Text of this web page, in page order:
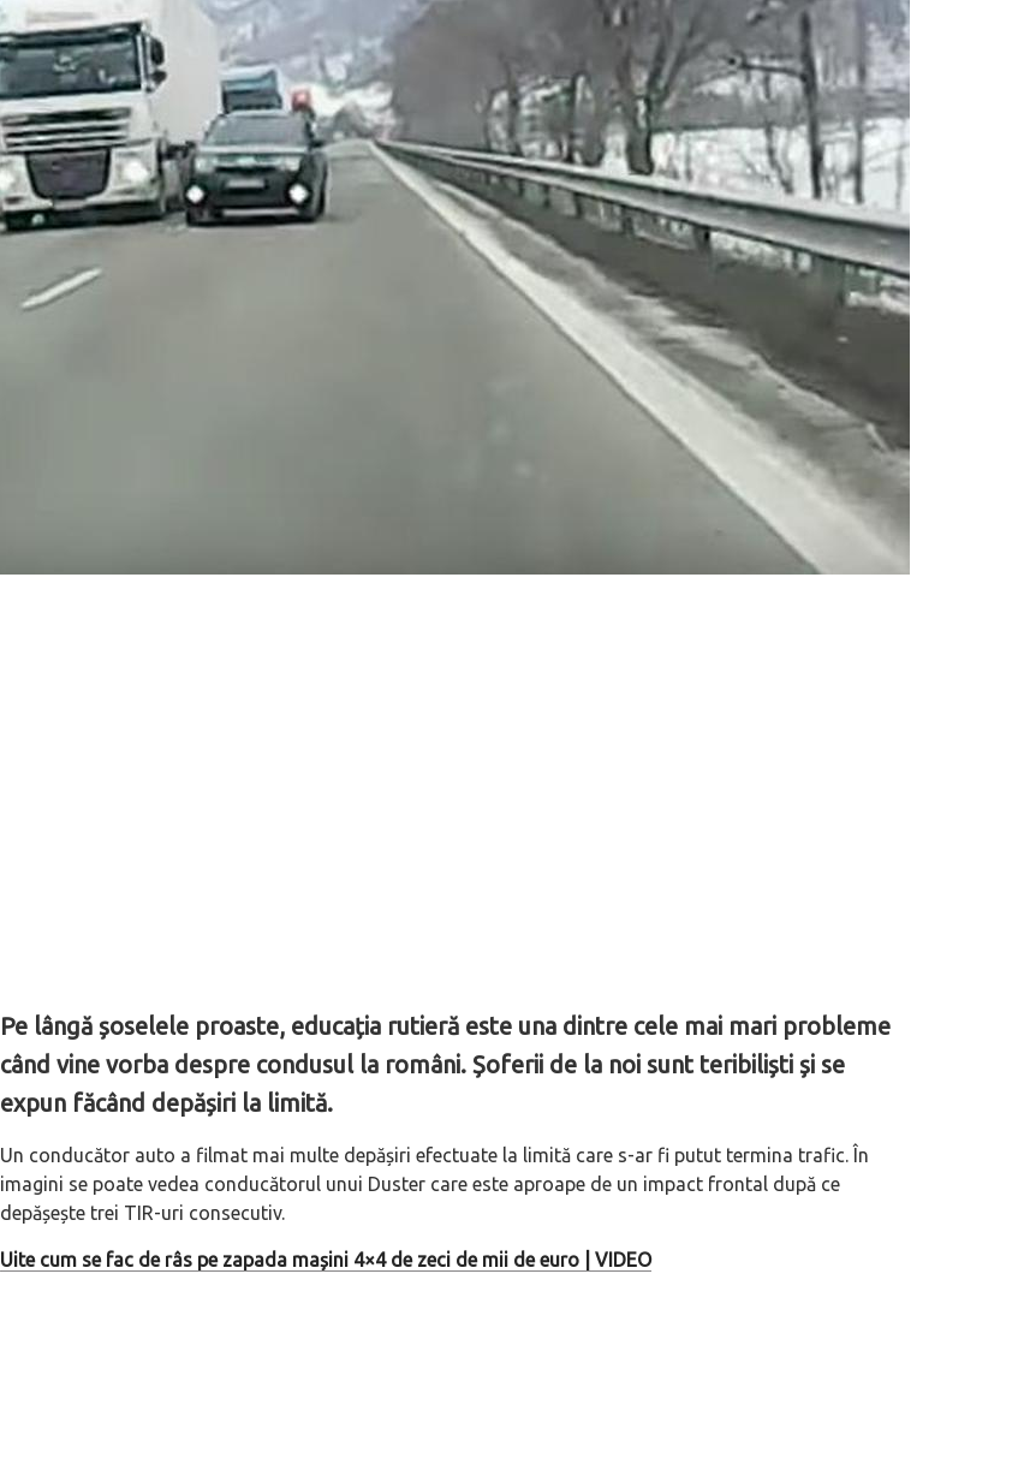
Pe lângă șoselele proaste, educația rutieră este una dintre cele mai mari probleme
când vine vorba despre condusul la români. Șoferii de la noi sunt teribiliști și se
expun făcând depășiri la limită.
Un conducător auto a filmat mai multe depășiri efectuate la limită care s-ar fi putut termina trafic. În
imagini se poate vedea conducătorul unui Duster care este aproape de un impact frontal după ce
depășește trei TIR-uri consecutiv.
Uite cum se fac de râs pe zapada mașini 4×4 de zeci de mii de euro | VIDEO